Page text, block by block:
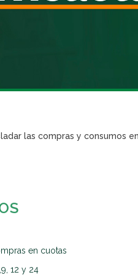
las compras y consumos
en cuotas
12 y 24